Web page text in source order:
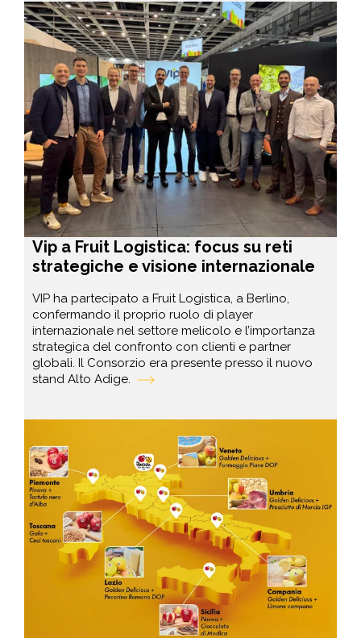
Vip a Fruit Logistica: focus su reti
strategiche e visione internazionale
VIP ha partecipato a Fruit Logistica, a Berlino,
confermando il proprio ruolo di player
internazionale nel settore melicolo e l’importanza
strategica del confronto con clienti e partner
globali. Il Consorzio era presente presso il nuovo
stand Alto Adige.